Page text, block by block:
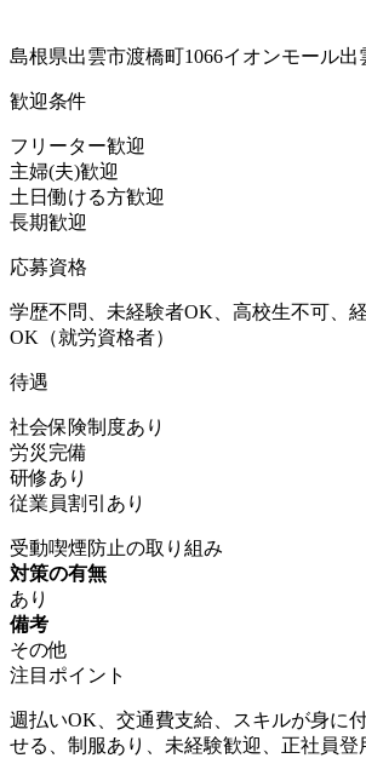
島根県出雲市渡橋町1066イオンモール出
歓迎条件
フリーター歓迎
主婦(夫)歓迎
土日働ける方歓迎
長期歓迎
応募資格
学歴不問、未経験者OK、高校生不可、
OK（就労資格者）
待遇
社会保険制度あり
労災完備
研修あり
従業員割引あり
受動喫煙防止の取り組み
対策の有無
あり
備考
その他
注目ポイント
週払いOK、交通費支給、スキルが身に
せる、制服あり、未経験歓迎、正社員登